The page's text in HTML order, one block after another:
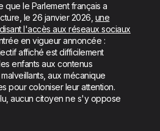
le Parlement français a
le 26 janvier 2026, une
l'accès aux réseaux sociaux
en vigueur annoncée :
affiché est difficilement
enfants aux contenus
aux mécanique
pour coloniser leur attention.
aucun citoyen ne s'y oppose